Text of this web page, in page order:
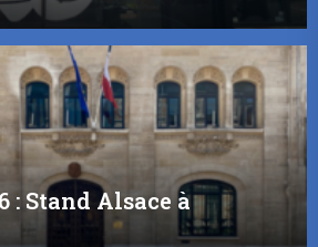
: Stand Alsace à